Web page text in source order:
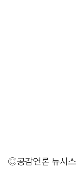
◎공감언론 뉴시스